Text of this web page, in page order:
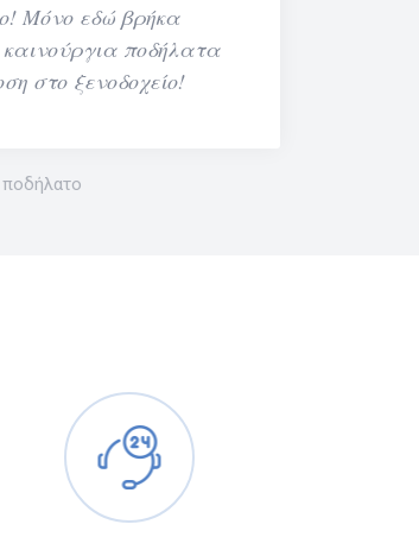
Μόνο εδώ βρήκα
ποδήλατα
στο ξενοδοχείο!
ποδήλατο